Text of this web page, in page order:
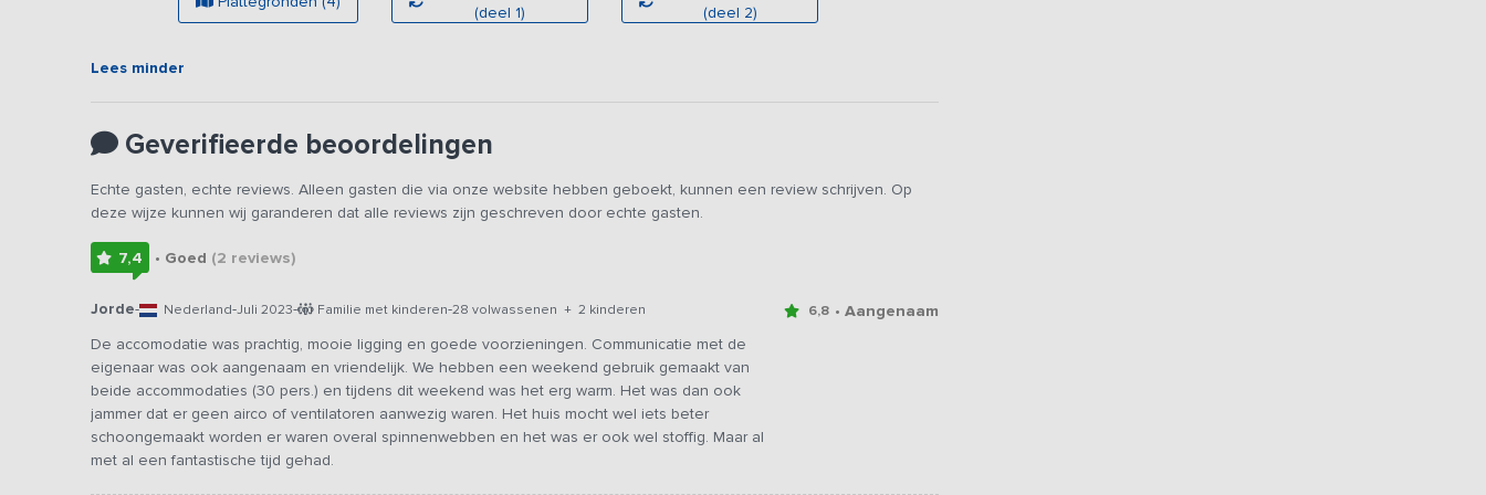
vakantieadres lopen? Bekijk dan de
360° tour van dit vakantieadres!
U beschikt over 5 slaapkamers en 2 badkamers. De grote badkamer beneden is voorzien van een extra wellness
Ook aan de kinderen is gedacht. Er is een verwarmde speelschuur met poolbiljart en voetbaltafel, goed voor vele
uurtjes speelplezier. Buiten is alle ruimte om te spelen. Zo is er een grote trampoline, een voetbalveldje en zijn er
Vlakbij ligt een prachtig 5-sterren vakantiepark. U kunt gratis gebruik maken van het binnen- en buitenzwembad van dit
vakantiepark. Van een sauna, uitgebreid animatieteam in het hoogseizoen, grote zandspeeltuin, bowling, kanoverhuur,
klootschieten, pleeborstel gooien, tennissen, fiets en skelterverhuur, dierentuin en 30 hectare recreatieplas op een
croissanterie met ontbijtmogelijkheid.
(deel 1)
(deel 2)
Lees minder
Geverifieerde beoordelingen
Echte gasten, echte reviews. Alleen gasten die via onze website hebben geboekt, kunnen een review schrijven. Op
deze wijze kunnen wij garanderen dat alle reviews zijn geschreven door echte gasten.
7,4 • Goed (2 reviews)
Jorde- Nederland-Juli 2023- Familie met kinderen-28 volwassenen + 2 kinderen 6,8 • Aangenaam
De accomodatie was prachtig, mooie ligging en goede voorzieningen. Communicatie met de
eigenaar was ook aangenaam en vriendelijk. We hebben een weekend gebruik gemaakt van
beide accommodaties (30 pers.) en tijdens dit weekend was het erg warm. Het was dan ook
jammer dat er geen airco of ventilatoren aanwezig waren. Het huis mocht wel iets beter
schoongemaakt worden er waren overal spinnenwebben en het was er ook wel stoffig. Maar al
met al een fantastische tijd gehad.